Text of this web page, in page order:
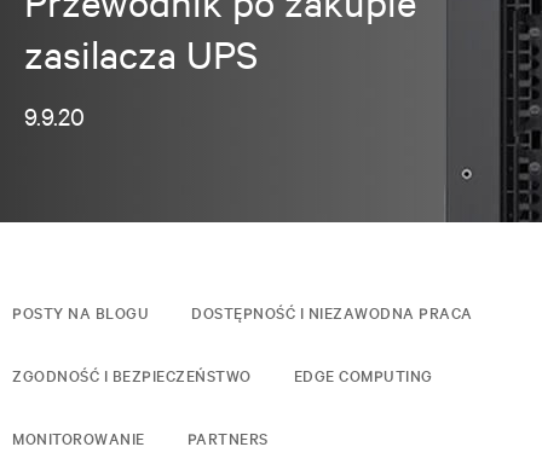
zasilacza UPS
9.9.20
POSTY NA BLOGU DOSTĘPNOŚĆ I NIEZAWODNA PRACA
ZGODNOŚĆ I BEZPIECZEŃSTWO EDGE COMPUTING
MONITOROWANIE PARTNERS